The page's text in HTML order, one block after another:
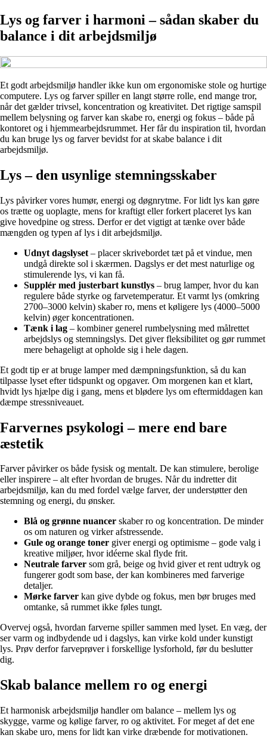
Lys og farver i harmoni – sådan skaber du
balance i dit arbejdsmiljø
Et godt arbejdsmiljø handler ikke kun om ergonomiske stole og hurtige
computere. Lys og farver spiller en langt større rolle, end mange tror,
når det gælder trivsel, koncentration og kreativitet. Det rigtige samspil
mellem belysning og farver kan skabe ro, energi og fokus – både på
kontoret og i hjemmearbejdsrummet. Her får du inspiration til, hvordan
du kan bruge lys og farver bevidst for at skabe balance i dit
arbejdsmiljø.
Lys – den usynlige stemningsskaber
Lys påvirker vores humør, energi og døgnrytme. For lidt lys kan gøre
os trætte og uoplagte, mens for kraftigt eller forkert placeret lys kan
give hovedpine og stress. Derfor er det vigtigt at tænke over både
mængden og typen af lys i dit arbejdsmiljø.
Udnyt dagslyset – placer skrivebordet tæt på et vindue, men
undgå direkte sol i skærmen. Dagslys er det mest naturlige og
stimulerende lys, vi kan få.
Supplér med justerbart kunstlys – brug lamper, hvor du kan
regulere både styrke og farvetemperatur. Et varmt lys (omkring
2700–3000 kelvin) skaber ro, mens et køligere lys (4000–5000
kelvin) øger koncentrationen.
Tænk i lag – kombiner generel rumbelysning med målrettet
arbejdslys og stemningslys. Det giver fleksibilitet og gør rummet
mere behageligt at opholde sig i hele dagen.
Et godt tip er at bruge lamper med dæmpningsfunktion, så du kan
tilpasse lyset efter tidspunkt og opgaver. Om morgenen kan et klart,
hvidt lys hjælpe dig i gang, mens et blødere lys om eftermiddagen kan
dæmpe stressniveauet.
Farvernes psykologi – mere end bare
æstetik
Farver påvirker os både fysisk og mentalt. De kan stimulere, berolige
eller inspirere – alt efter hvordan de bruges. Når du indretter dit
arbejdsmiljø, kan du med fordel vælge farver, der understøtter den
stemning og energi, du ønsker.
Blå og grønne nuancer skaber ro og koncentration. De minder
os om naturen og virker afstressende.
Gule og orange toner giver energi og optimisme – gode valg i
kreative miljøer, hvor idéerne skal flyde frit.
Neutrale farver som grå, beige og hvid giver et rent udtryk og
fungerer godt som base, der kan kombineres med farverige
detaljer.
Mørke farver kan give dybde og fokus, men bør bruges med
omtanke, så rummet ikke føles tungt.
Overvej også, hvordan farverne spiller sammen med lyset. En væg, der
ser varm og indbydende ud i dagslys, kan virke kold under kunstigt
lys. Prøv derfor farveprøver i forskellige lysforhold, før du beslutter
dig.
Skab balance mellem ro og energi
Et harmonisk arbejdsmiljø handler om balance – mellem lys og
skygge, varme og kølige farver, ro og aktivitet. For meget af det ene
kan skabe uro, mens for lidt kan virke dræbende for motivationen.